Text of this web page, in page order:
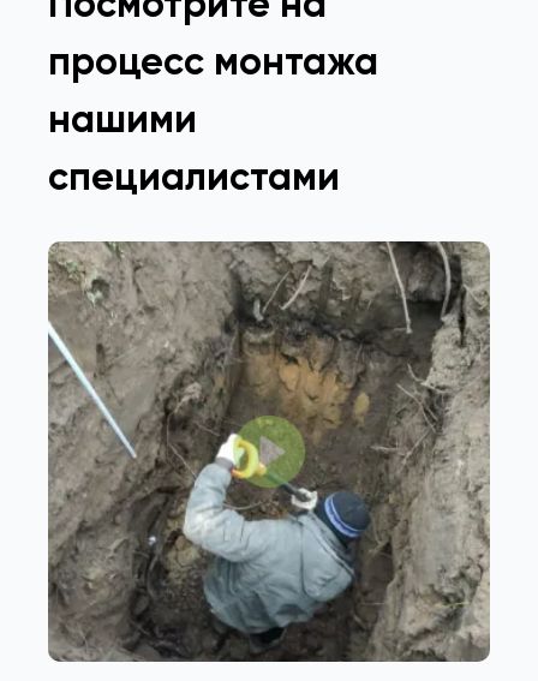
процесс монтажа
нашими
специалистами